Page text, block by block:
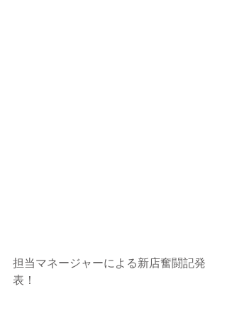
担当マネージャーによる新店奮闘記発
表！